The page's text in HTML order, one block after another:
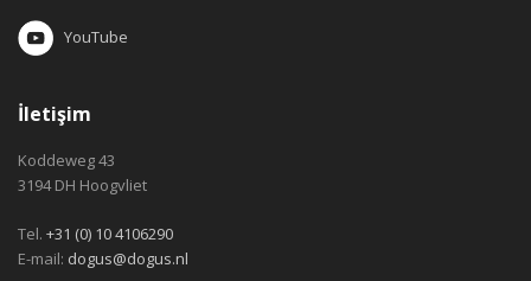
YouTube
İletişim
Koddeweg 43
3194 DH Hoogvliet
Tel. +31 (0) 10 4106290
E-mail: dogus@dogus.nl